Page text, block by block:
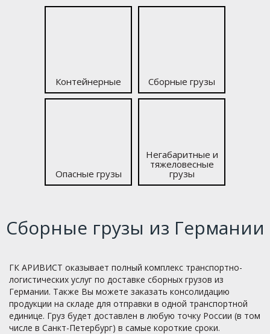
Контейнерные Сборные грузы
Опасные грузы
Негабаритные и
тяжело­весные
грузы
Сборные грузы из Германии
ГК АРИВИСТ оказывает полный комплекс транcпортно-
логистических услуг по доставке сборных грузов из
Германии. Также Вы можете заказать консолидацию
продукции на складе для отправки в одной транспортной
единице. Груз будет доставлен в любую точку России (в том
числе в Санкт-Петербург) в самые короткие сроки.